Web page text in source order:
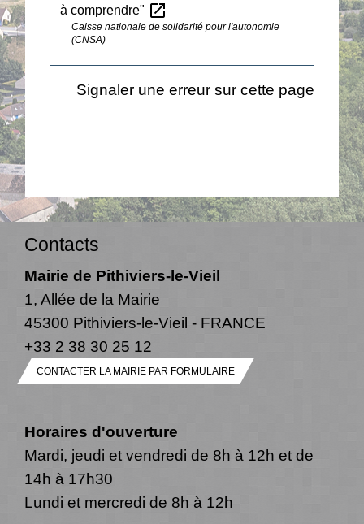
à comprendre" open_in_new
Caisse nationale de solidarité pour l'autonomie
(CNSA)
Signaler une erreur sur cette page
Contacts
Mairie de Pithiviers-le-Vieil
1, Allée de la Mairie
45300 Pithiviers-le-Vieil - FRANCE
+33 2 38 30 25 12
CONTACTER LA MAIRIE PAR FORMULAIRE
Horaires d'ouverture
Mardi, jeudi et vendredi de 8h à 12h et de
14h à 17h30
Lundi et mercredi de 8h à 12h